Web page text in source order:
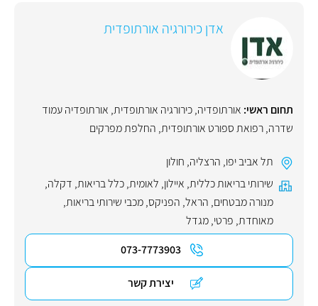
אדן כירורגיה אורתופדית
תחום ראשי: אורתופדיה,כירורגיה אורתופדית, אורתופדיה עמוד
שדרה,רפואת ספורט אורתופדית, החלפת מפרקים
תל אביב יפו, הרצליה, חולון
שירותי בריאות כללית, איילון, לאומית,כלל בריאות, דקלה,
מנורה מבטחים, הראל, הפניקס,מכבי שירותי בריאות,
מאוחדת, פרטי,מגדל
073-7773903
יצירת קשר